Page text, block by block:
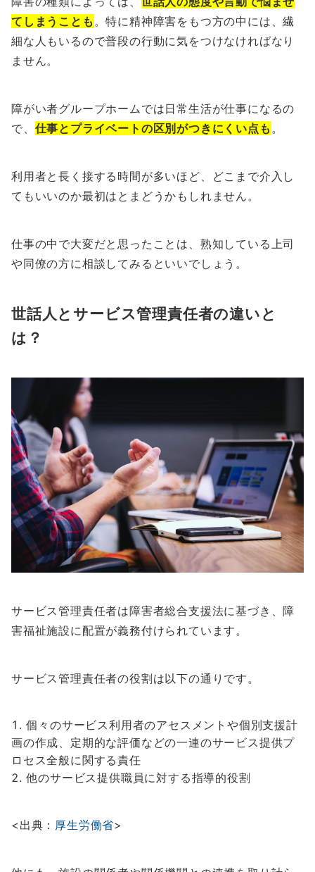
てしまうことも 。特に精神障害をもつ方の中には、繊
細な人もいるので普段の行動に気をつけなければなり
ません。
障がい者グループホームでは日常生活が仕事になるの
で、 仕事とプライベートの区別がつきにくい点も 。
利用者と長く接する時間が多いほど、どこまで介入し
て も いいのか最初はとまどうかもしれません。
仕事の中で大変だと思ったことは、熟知している上司
や同僚の方に相談してみるといいでしょう。
世話人とサービス管理責任者の違いと
は？
サービス管理責任者は障害者総合支援法に基づき、障
害福祉施設に配置が義務付けられています。
サービス管理責任者の役割は以下の通りです。
個々のサービス利用者のアセスメントや個別支援計
画の作成、定期的な評価などの一連のサービス提供プ
ロセス全般に関する責任
他のサービス提供職員に対する指導的役割
<出典： 厚生労働省>